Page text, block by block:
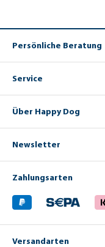
Persönliche Beratung
Service
Über Happy Dog
Newsletter
Zahlungsarten
Versandarten